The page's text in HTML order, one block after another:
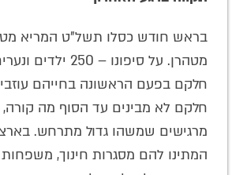
בראש חודש כסלו תשל"ט המריא
מטהרן. על סיפונו – 250
חלקם בפעם הראשונה בחייהם
חלקם לא מבינים עד הסוף מה קורה,
מרגישים שמשהו גדול מתרחש.
המתינו להם מסגרות חינוך,